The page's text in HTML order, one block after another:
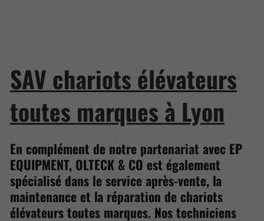
SAV chariots élévateurs
toutes marques à Lyon
En complément de notre partenariat avec EP
EQUIPMENT, OLTECK & CO est également
spécialisé dans le service après-vente, la
maintenance et la réparation de chariots
élévateurs toutes marques. Nos techniciens